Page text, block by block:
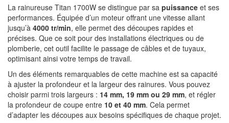
La rainureuse Titan 1700W se distingue par sa puissance et ses
performances. Équipée d’un moteur offrant une vitesse allant
jusqu’à 4000 tr/min, elle permet des découpes rapides et
précises. Que ce soit pour des installations électriques ou de
plomberie, cet outil facilite le passage de câbles et de tuyaux,
optimisant ainsi votre temps de travail.
Un des éléments remarquables de cette machine est sa capacité
à ajuster la profondeur et la largeur des rainures. Vous pouvez
choisir parmi trois largeurs : 14 mm, 19 mm ou 29 mm, et régler
la profondeur de coupe entre 10 et 40 mm. Cela permet
d’adapter les découpes aux besoins spécifiques de chaque projet.